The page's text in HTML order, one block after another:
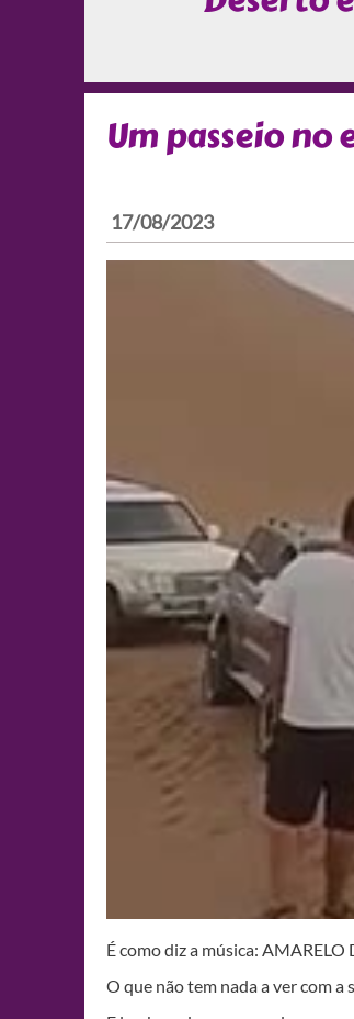
Um passeio
17/08/2023
É como diz a música: AMARELO
O que não tem nada a ver com a